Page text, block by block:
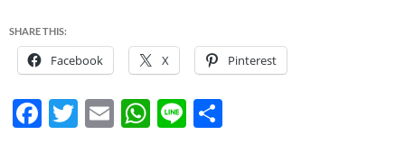
SHARE THIS:
Facebook X Pinterest
F
T
E
W Li